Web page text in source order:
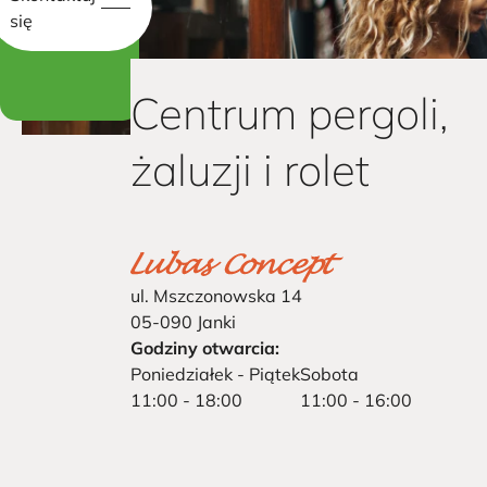
się
Centrum pergoli,
żaluzji i rolet
ul. Mszczonowska 14
05-090 Janki
Godziny otwarcia:
Poniedziałek - Piątek
11:00 - 18:00
Sobota
11:00 - 16:00